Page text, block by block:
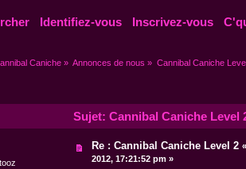
Identifiez-vous Inscrivez-vous
Caniche» Annonces de nous » Cannibal Caniche
Sujet: Cannibal Caniche Level
Re : Cannibal Caniche Level 2
2012, 17:21:52 pm »